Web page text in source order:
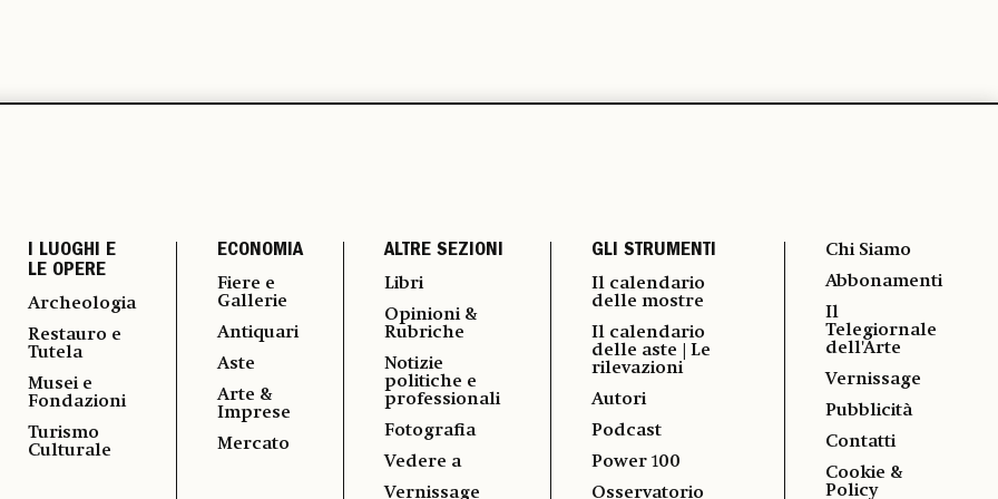
I LUOGHI E
LE OPERE
Archeologia
Restauro e
Tutela
Musei e
Fondazioni
Turismo
Culturale
ECONOMIA
Fiere e
Gallerie
Antiquari
Aste
Arte &
Imprese
Mercato
ALTRE SEZIONI
Libri
Opinioni &
Rubriche
Notizie
politiche e
professionali
Fotografia
Vedere a
Vernissage
GLI STRUMENTI
Il calendario
delle mostre
Il calendario
delle aste | Le
rilevazioni
Autori
Podcast
Power 100
Osservatorio
Chi Siamo
Abbonamenti
Il
Telegiornale
dell'Arte
Vernissage
Pubblicità
Contatti
Cookie &
Policy